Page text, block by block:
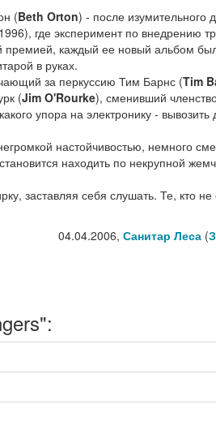
(Beth Orton) - после изумительного
где эксперимент по внедрению
премией, каждый ее новый альбом
в руках.
за перкуссию Тим Барнс (Tim
(Jim O'Rourke), сменивший
упора на электронику - вывозить
настойчивостью, немного
находить по некрупной
заставляя себя слушать. Те, кто не
04.04.2006, Санитар Леса(